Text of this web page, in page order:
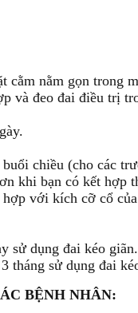
cằm nằm gọn trong
và đeo đai điều trị
chiều (cho các
khi bạn có kết
với kích cỡ cổ
sử dụng đai kéo giãn.
tháng sử dụng đai
BỆNH NHÂN: